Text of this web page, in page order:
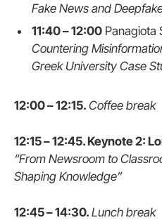
Fake News and
11:40 – 12:00 Panagiota
Countering
Greek University Case
12:00 – 12:15. Coffee break
12:15 – 12:45. Keynote 2:
“From Newsroom to
Shaping Knowledge”
12:45 – 14:30. Lunch break